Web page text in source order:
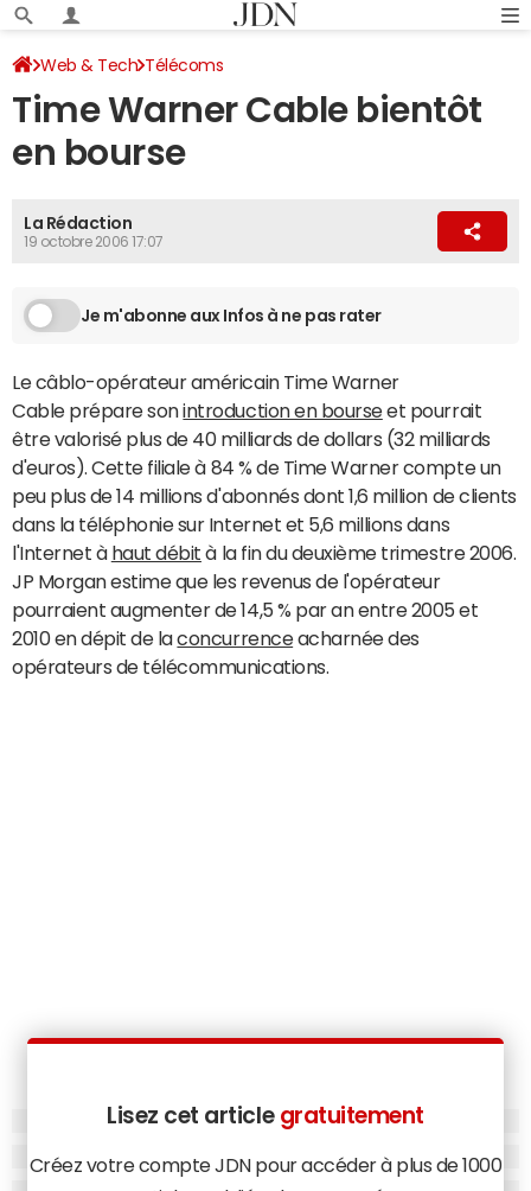
Web & Tech Télécoms
Time Warner Cable bientôt
en bourse
La Rédaction
19 octobre 2006 17:07
Je m'abonne aux Infos à ne pas rater
Le câblo-opérateur américain Time Warner
Cable prépare sonintroduction en bourseet pourrait
être valorisé plus de 40 milliards de dollars (32 milliards
d'euros). Cette filiale à 84 % de Time Warner compte un
peu plus de 14 millions d'abonnés dont 1,6 million de clients
dans la téléphonie sur Internet et 5,6 millions dans
l'Internet à haut débit à la fin du deuxième trimestre 2006.
JP Morgan estime que les revenus de l'opérateur
pourraient augmenter de 14,5 % par an entre 2005 et
2010 en dépit de laconcurrenceacharnée des
opérateurs de télécommunications.
Lisez cet article gratuitement
Créez votre compte JDN pour accéder à plus de 1000